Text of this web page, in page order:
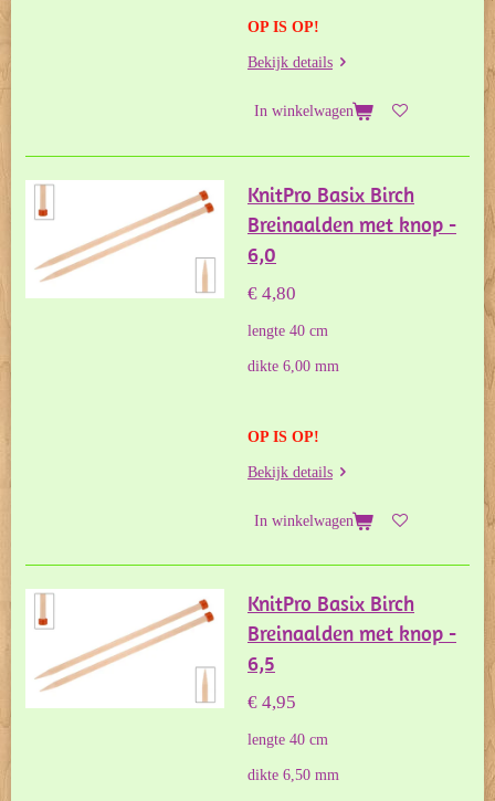
OP IS OP!
Bekijk details
In winkelwagen
KnitPro Basix Birch
Breinaalden met knop -
6,0
€ 4,80
lengte 40 cm
dikte 6,00 mm
OP IS OP!
Bekijk details
In winkelwagen
KnitPro Basix Birch
Breinaalden met knop -
6,5
€ 4,95
lengte 40 cm
dikte 6,50 mm